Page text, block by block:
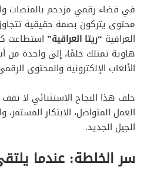
في فضاء رقمي مزدحم بالمنصات
محتوى يتركون بصمة حقيقية
العراقية “ريتا العراقية” استطاعت
هاوية تمتلك حلمًا، إلى واحدة من
الألعاب الإلكترونية والمحتوى
خلف هذا النجاح الاستثنائي لا
العمل المتواصل، الابتكار
الجيل الجديد.
سر الخلطة: عندما يلتقي